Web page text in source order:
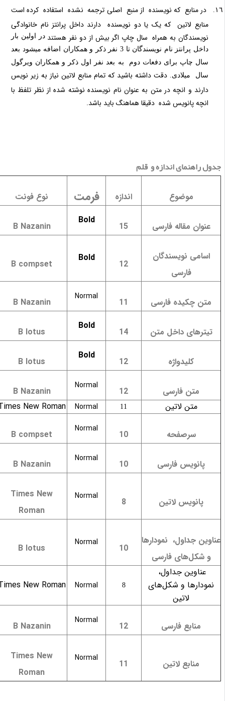
در منابع که نویسنده از منبع اصلی ترجمه نشده استفاده کرده است
منابع لاتین که یک یا دو نویسنده دارند داخل پرانتز نام خانوادگی
نویسندگان به همراه سال چاپ اگر بیش از دو نفر هستند در اولین بار
داخل پرانتز نام نویسندگان تا 3 نفر ذکر و همکاران اضافه میشود بعد
سال چاپ برای دفعات دوم به بعد نفر اول ذکر و همکاران ویرگول
سال میلادی.دقت داشتهباشید که تمام منابع لاتین نیاز به زیر نویس
دارند و انچه در متن به عنوان نام نویسنده نوشته شده از نظر تلفظ با
انچه پانویس شده دقیقا هماهنگ باید باشد.
راهنمای اندازه و قلم
موضوع اندازه فرمت نوع فونت
عنوان مقاله فارسی 15
Bold
B Nazanin
اسامی نویسندگان
فارسی
12
Bold
B compset
متن چکیده فارسی 11
Normal
B Nazanin
تیترهای داخل متن 14
Bold
B lotus
کلیدواژه 12
Bold
B lotus
متن فارسی 12
Normal
B Nazanin
متن لاتین
Normal
Times New Roman
سرصفحه 10
Normal
B compset
پانویس فارسی 10
Normal
B Nazanin
پانویس لاتین Normal
Times New
Roman
جداول، نمودارها
و شکل‌های فارسی
10
Normal
B lotus
عناوین جداول،
نمودارها و شکل‌های
لاتین
Normal
Times New Roman
منابع فارسی 12
Normal
B Nazanin
منابع لاتین 11
Normal
Times New
Roman